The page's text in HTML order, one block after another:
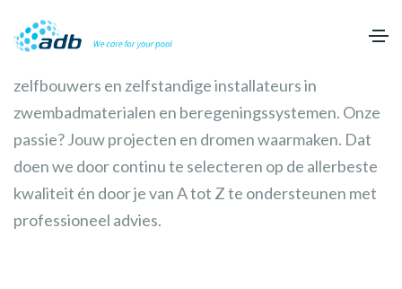
ADB (Agro Drip Belgium) is dé partner voor
zelfbouwers en zelfstandige installateurs in
zwembadmaterialen en beregeningssystemen. Onze
passie? Jouw projecten en dromen waarmaken. Dat
doen we door continu te selecteren op de allerbeste
kwaliteit én door je van A tot Z te ondersteunen met
professioneel advies.